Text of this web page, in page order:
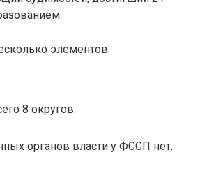
элементов:
8 округов.
органов власти у ФССП нет.